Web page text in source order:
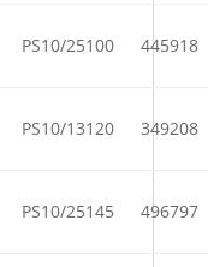
PS10/25100 445918
PS10/13120 349208
PS10/25145 496797